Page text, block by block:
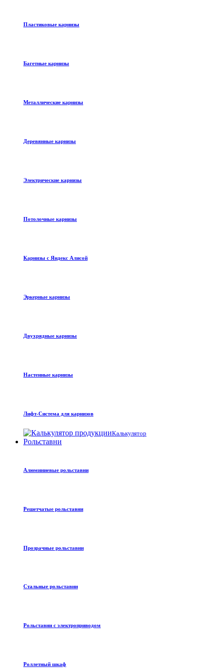
Пластиковые карнизы
Багетные карнизы
Металлические карнизы
Деревянные карнизы
Электрические карнизы
Потолочные карнизы
Карнизы с Яндекс Алисой
Эркерные карнизы
Двухрядные карнизы
Настенные карнизы
Лифт-Система для карнизов
Калькулятор
Рольставни
Алюминиевые рольставни
Решетчатые рольставни
Прозрачные рольставни
Стальные рольставни
Рольставни с электроприводом
Роллетный шкаф